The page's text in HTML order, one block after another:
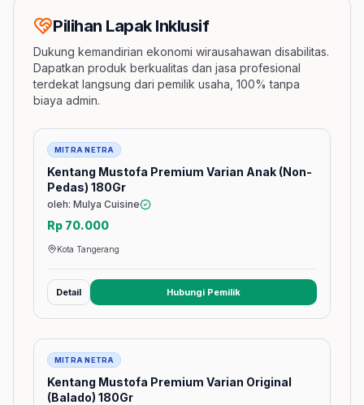
Pilihan Lapak Inklusif
Dukung kemandirian ekonomi wirausahawan disabilitas.
Dapatkan produk berkualitas dan jasa profesional
terdekat langsung dari pemilik usaha, 100% tanpa
biaya admin.
Barang
MITRA NETRA
Kentang Mustofa Premium Varian Anak (Non-
Pedas) 180Gr
oleh: Mulya Cuisine
Rp 70.000
Kota Tangerang
Detail Hubungi Pemilik(membuka tab baru)
Barang
MITRA NETRA
Kentang Mustofa Premium Varian Original
(Balado) 180Gr